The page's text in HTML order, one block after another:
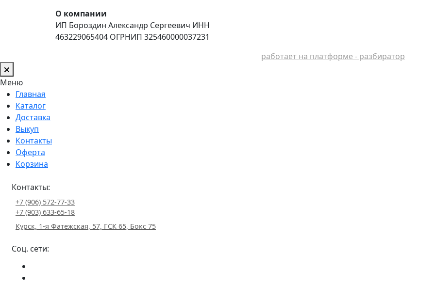
О компании
ИП Бороздин Александр Сергеевич ИНН
463229065404 ОГРНИП 325460000037231
работает на платформе - разбиратор
Меню
Главная
Каталог
Доставка
Выкуп
Контакты
Оферта
Корзина
Контакты:
+7 (906) 572-77-33
+7 (903) 633-65-18
Курск, 1-я Фатежская, 57, ГСК 65, Бокс 75
Соц. сети: